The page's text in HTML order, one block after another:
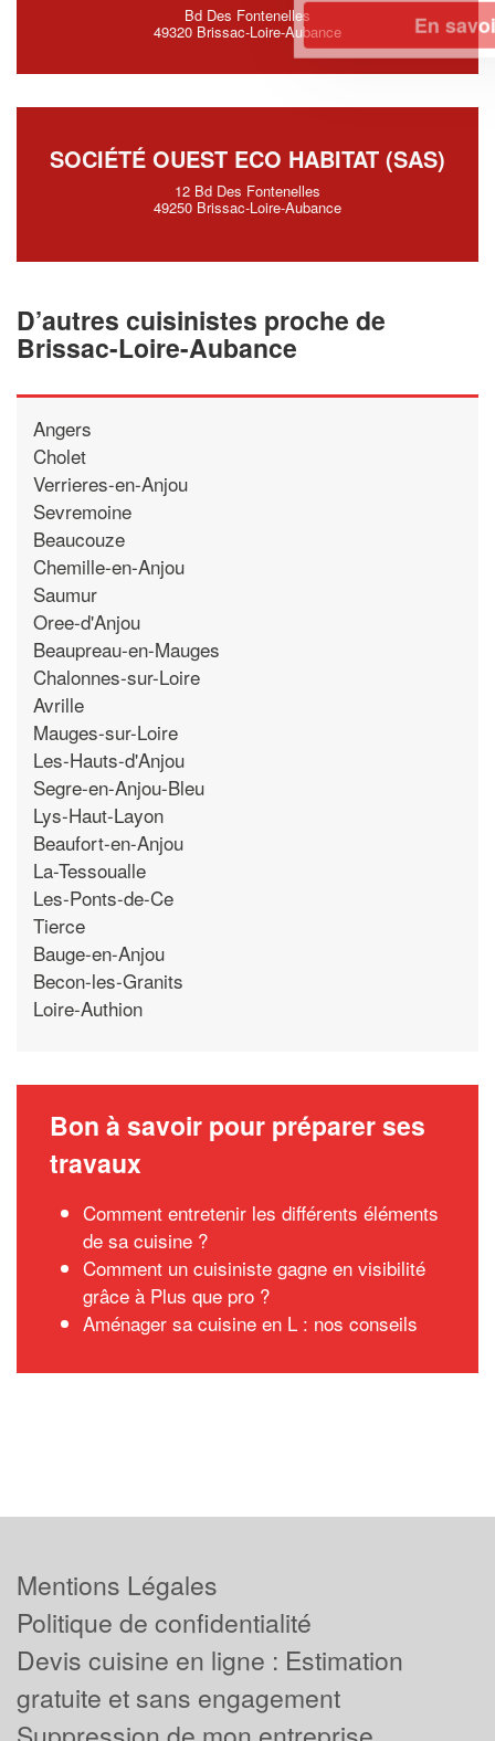
Bd Des Fontenelles
49320 Brissac-Loire-Aubance
SOCIÉTÉ OUEST ECO HABITAT (SAS)
12 Bd Des Fontenelles
49250 Brissac-Loire-Aubance
D’autres cuisinistes proche de
Brissac-Loire-Aubance
Angers
Cholet
Verrieres-en-Anjou
Sevremoine
Beaucouze
Chemille-en-Anjou
Saumur
Oree-d'Anjou
Beaupreau-en-Mauges
Chalonnes-sur-Loire
Avrille
Mauges-sur-Loire
Les-Hauts-d'Anjou
Segre-en-Anjou-Bleu
Lys-Haut-Layon
Beaufort-en-Anjou
La-Tessoualle
Les-Ponts-de-Ce
Tierce
Bauge-en-Anjou
Becon-les-Granits
Loire-Authion
Bon à savoir pour préparer ses
travaux
Comment entretenir les différents éléments
de sa cuisine ?
Comment un cuisiniste gagne en visibilité
grâce à Plus que pro ?
Aménager sa cuisine en L : nos conseils
En savoir plus
Mentions Légales
Politique de confidentialité
Devis cuisine en ligne : Estimation
gratuite et sans engagement